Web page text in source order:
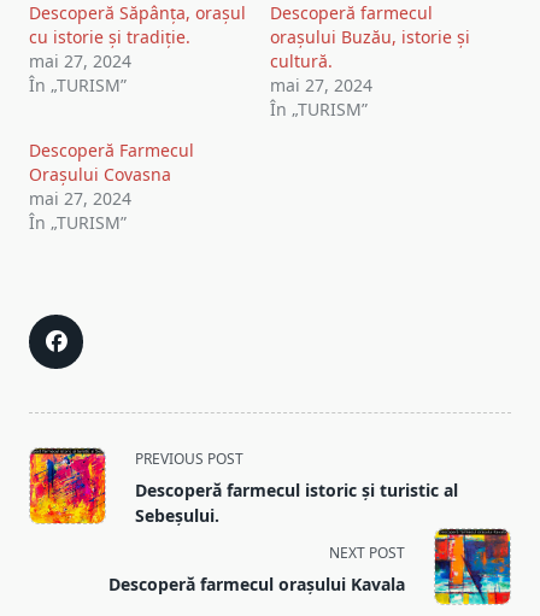
Descoperă Săpânța, orașul
cu istorie și tradiție.
mai 27, 2024
În „TURISM”
Descoperă farmecul
orașului Buzău, istorie și
cultură.
mai 27, 2024
În „TURISM”
Descoperă Farmecul
Orașului Covasna
mai 27, 2024
În „TURISM”
<span
class="nav-
subtitle
text">Page</span>
PREVIOUS POST
Descoperă farmecul istoric și turistic al
Sebeșului.
NEXT POST
Descoperă farmecul orașului Kavala